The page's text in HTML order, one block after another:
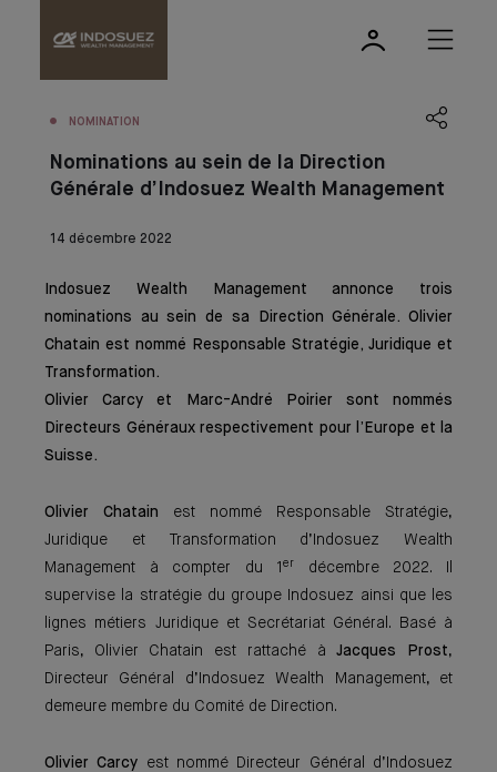
NOMINATION
Nominations au sein de la Direction
Générale d’Indosuez Wealth Management
14 décembre 2022
Indosuez Wealth Management annonce trois
nominations au sein de sa Direction Générale. Olivier
Chatain est nommé Responsable Stratégie, Juridique et
Transformation.
Olivier Carcy et Marc-André Poirier sont nommés
Directeurs Généraux respectivement pour l’Europe et la
Suisse.
Olivier Chatain est nommé Responsable Stratégie,
Juridique et Transformation d’Indosuez Wealth
Management à compter du 1er
décembre 2022. Il
supervise la stratégie du groupe Indosuez ainsi que les
lignes métiers Juridique et Secrétariat Général. Basé à
Paris, Olivier Chatain est rattaché àJacques Prost,
Directeur Général d’Indosuez Wealth Management, et
demeure membre du Comité de Direction.
Olivier Carcy est nommé Directeur Général d’Indosuez